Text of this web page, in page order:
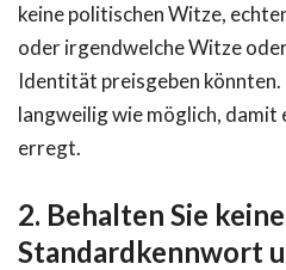
keine politischen Witze,
oder irgendwelche Witze
Identität preisgeben könnten.
langweilig wie möglich, damit
erregt.
2. Behalten Sie
Standardkennwort